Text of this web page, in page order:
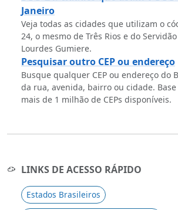
Janeiro
Veja todas as cidades que utilizam o
24, o mesmo de Três Rios e do
Lourdes Gumiere.
Pesquisar outro CEP ou endereço
Busque qualquer CEP ou endereço do
da rua, avenida, bairro ou cidade.
mais de 1 milhão de CEPs disponíveis.
LINKS DE ACESSO RÁPIDO
Estados Brasileiros